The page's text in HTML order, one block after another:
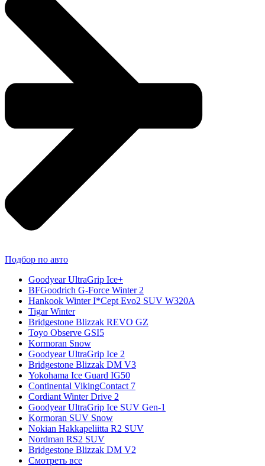
Подбор по авто
Goodyear UltraGrip Ice+
BFGoodrich G-Force Winter 2
Hankook Winter I*Cept Evo2 SUV W320A
Tigar Winter
Bridgestone Blizzak REVO GZ
Toyo Observe GSI5
Kormoran Snow
Goodyear UltraGrip Ice 2
Bridgestone Blizzak DM V3
Yokohama Ice Guard IG50
Continental VikingContact 7
Cordiant Winter Drive 2
Goodyear UltraGrip Ice SUV Gen-1
Kormoran SUV Snow
Nokian Hakkapeliitta R2 SUV
Nordman RS2 SUV
Bridgestone Blizzak DM V2
Смотреть все